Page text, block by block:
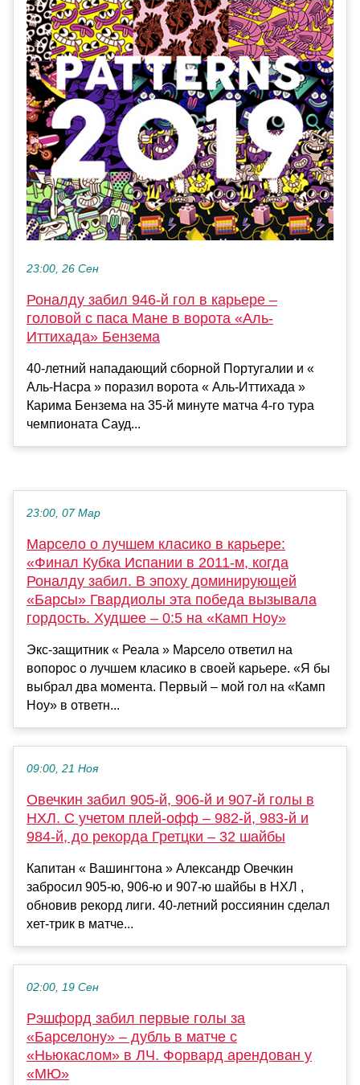
23:00, 26 Сен
Роналду забил 946-й гол в карьере –
головой с паса Мане в ворота «Аль-
Иттихада» Бензема
40-летний нападающий сборной Португалии и «
Аль-Насра » поразил ворота « Аль-Иттихада »
Карима Бензема на 35-й минуте матча 4-го тура
чемпионата Сауд...
23:00, 07 Мар
Марсело о лучшем класико в карьере:
«Финал Кубка Испании в 2011-м, когда
Роналду забил. В эпоху доминирующей
«Барсы» Гвардиолы эта победа вызывала
гордость. Худшее – 0:5 на «Камп Ноу»
Экс-защитник « Реала » Марсело ответил на
вопорос о лучшем класико в своей карьере. «Я бы
выбрал два момента. Первый – мой гол на «Камп
Ноу» в ответн...
09:00, 21 Ноя
Овечкин забил 905-й, 906-й и 907-й голы в
НХЛ. С учетом плей-офф – 982-й, 983-й и
984-й, до рекорда Гретцки – 32 шайбы
Капитан « Вашингтона » Александр Овечкин
забросил 905-ю, 906-ю и 907-ю шайбы в НХЛ ,
обновив рекорд лиги. 40-летний россиянин сделал
хет-трик в матче...
02:00, 19 Сен
Рэшфорд забил первые голы за
«Барселону» – дубль в матче с
«Ньюкаслом» в ЛЧ. Форвард арендован у
«МЮ»